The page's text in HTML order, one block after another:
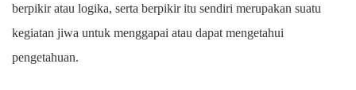
berpikir atau logika, serta berpikir itu sendiri merupakan suatu
kegiatan jiwa untuk menggapai atau dapat mengetahui
pengetahuan.